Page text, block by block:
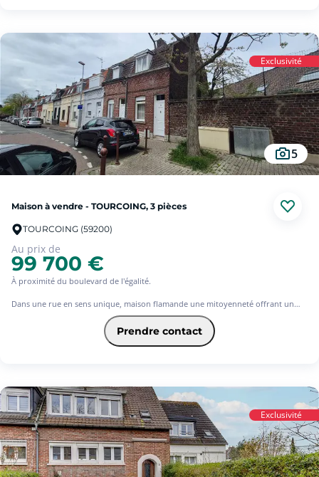
troisième chambre.
Cette maison bénéficie également poêle à granulés, d'une cave et d'un jardin
ETAT TECHNIQUE IRRÉPROCHABLE.
Ce bien mérite vraiment toute votre attention.
Les informations sur les risques auxquels ce bien est exposé sont disponibles
sur le site Géorisques : www. georisques.gouv.fr
Exclusivité
5
Maison à vendre - TOURCOING, 3 pièces
TOURCOING (59200)
Au prix de
99 700 €
À proximité du boulevard de l'égalité.
Dans une rue en sens unique, maison flamande une mitoyenneté offrant un
hall d'entrée, un séjour et une cuisine aménagée au rez-de-chaussée.
Le premier niveau dessert une grande salle de bains ainsi qu'une chambre.
Rare à ce prix sur le secteur.
Les informations sur les risques auxquels ce bien est exposé sont disponibles
sur le site Géorisques : www. georisques.gouv.fr
Prendre contact
Exclusivité